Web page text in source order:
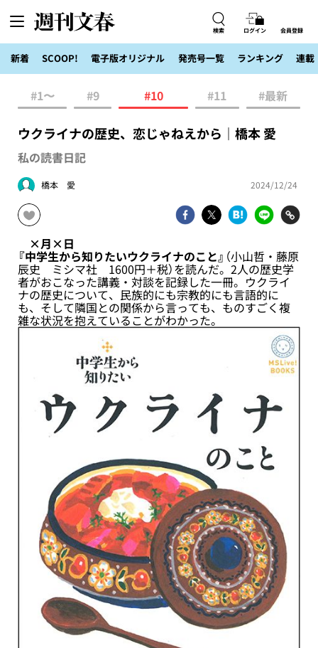
検索 ログイン 会員登録
新着 SCOOP! 電子版オリジナル 発売号一覧 ランキング 連載
#1〜 #9 #10 #11 #最新
ウクライナの歴史、恋じゃねえから｜橋本 愛
私の読書日記
橋本 愛 2024/12/24
×月×日
『中学生から知りたいウクライナのこと』 （小山哲・藤原
辰史 ミシマ社 1600円＋税）を読んだ。2人の歴史学
者がおこなった講義・対談を記録した一冊。ウクライ
ナの歴史について、民族的にも宗教的にも言語的に
も、そして隣国との関係から言っても、ものすごく複
雑な状況を抱えていることがわかった。